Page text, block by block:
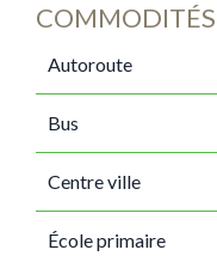
COMMODITÉS
Autoroute
Bus
Centre ville
École primaire